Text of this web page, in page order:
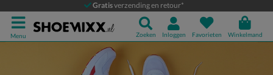
Gratisverzending en retour*
Menu Zoeken Inloggen Favorieten Winkelmand